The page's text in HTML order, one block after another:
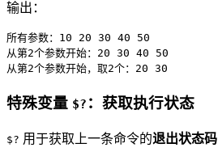
输出：
所有参数：10 20 30 40 50
从第2个参数开始：20 30 40 50
从第2个参数开始，取2个：20 30
特殊变量 $? ：获取执行状态
$? 用于获取上一条命令的退出状态码